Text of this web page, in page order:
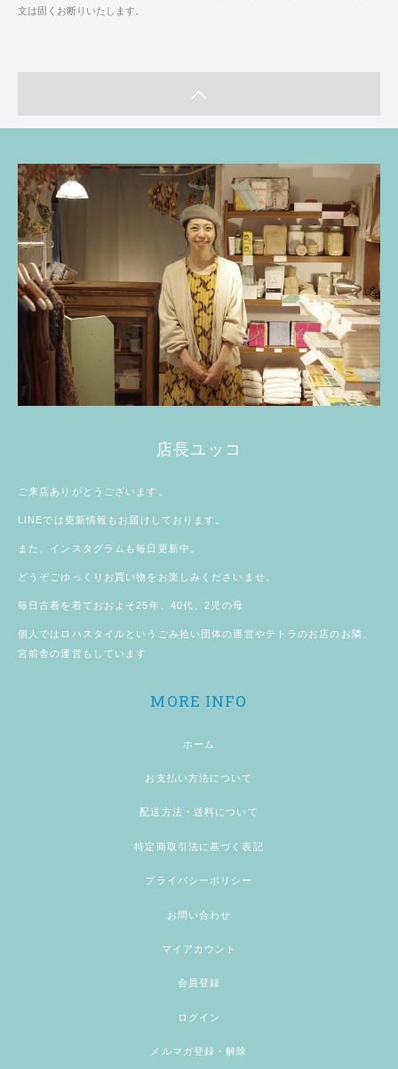
文は固くお断りいたします。
店長ユッコ
ご来店ありがとうございます。
LINEでは更新情報もお届けしております。
また、 インスタグラム も毎日更新中。
どうぞごゆっくりお買い物をお楽しみくださいませ。
毎日古着を着ておおよそ25年、40代、2児の母
個人では ロハスタイル というごみ拾い団体の運営やテトラのお店のお隣、
宮前舎の運営もしています
MORE INFO
ホーム
お支払い方法について
配送方法・送料について
特定商取引法に基づく表記
プライバシーポリシー
お問い合わせ
マイアカウント
会員登録
ログイン
メルマガ登録・解除